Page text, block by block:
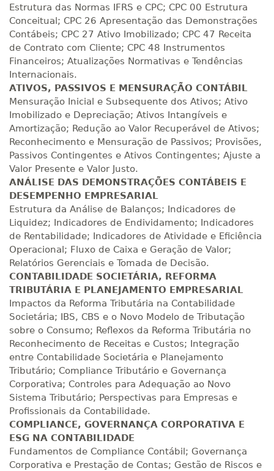
400 H 50dias dias
R$ 1.982,74
Matricular
420 H 53dias 150dias
R$ 2.082,12
440 H 55dias 150 dias
R$ 2.240,16
Matricular
Estrutura das Normas IFRS e CPC; CPC 00 Estrutura
Conceitual; CPC 26 Apresentação das Demonstrações
Contábeis; CPC 27 Ativo Imobilizado; CPC 47 Receita
de Contrato com Cliente; CPC 48 Instrumentos
Financeiros; Atualizações Normativas e Tendências
Internacionais.
ATIVOS, PASSIVOS E MENSURAÇÃO CONTÁBIL
Mensuração Inicial e Subsequente dos Ativos; Ativo
Imobilizado e Depreciação; Ativos Intangíveis e
Amortização; Redução ao Valor Recuperável de Ativos;
Reconhecimento e Mensuração de Passivos; Provisões,
Passivos Contingentes e Ativos Contingentes; Ajuste a
Valor Presente e Valor Justo.
ANÁLISE DAS DEMONSTRAÇÕES CONTÁBEIS E
DESEMPENHO EMPRESARIAL
Estrutura da Análise de Balanços; Indicadores de
Liquidez; Indicadores de Endividamento; Indicadores
de Rentabilidade; Indicadores de Atividade e Eficiência
Operacional; Fluxo de Caixa e Geração de Valor;
Relatórios Gerenciais e Tomada de Decisão.
CONTABILIDADE SOCIETÁRIA, REFORMA
TRIBUTÁRIA E PLANEJAMENTO EMPRESARIAL
Impactos da Reforma Tributária na Contabilidade
Societária; IBS, CBS e o Novo Modelo de Tributação
sobre o Consumo; Reflexos da Reforma Tributária no
Reconhecimento de Receitas e Custos; Integração
entre Contabilidade Societária e Planejamento
Tributário; Compliance Tributário e Governança
Corporativa; Controles para Adequação ao Novo
Sistema Tributário; Perspectivas para Empresas e
Profissionais da Contabilidade.
COMPLIANCE, GOVERNANÇA CORPORATIVA E
ESG NA CONTABILIDADE
Fundamentos de Compliance Contábil; Governança
Corporativa e Prestação de Contas; Gestão de Riscos e